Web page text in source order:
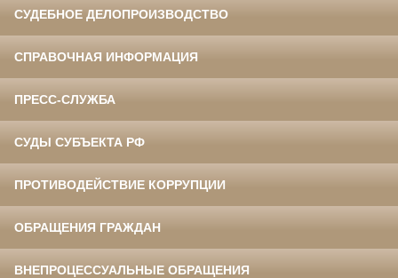
СУДЕБНОЕ ДЕЛОПРОИЗВОДСТВО
СПРАВОЧНАЯ ИНФОРМАЦИЯ
ПРЕСС-СЛУЖБА
СУДЫ СУБЪЕКТА РФ
ПРОТИВОДЕЙСТВИЕ КОРРУПЦИИ
ОБРАЩЕНИЯ ГРАЖДАН
ВНЕПРОЦЕССУАЛЬНЫЕ ОБРАЩЕНИЯ